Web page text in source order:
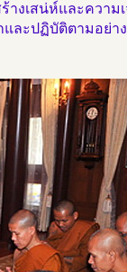
างเสน่ห์และความ
และปฏิบัติตามอย่า